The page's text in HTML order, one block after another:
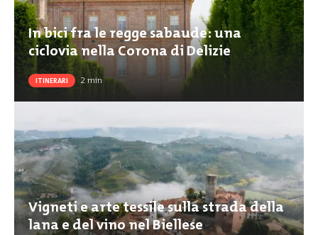
In bici fra le regge sabaude: una
ciclovia nella Corona di Delizie
ITINERARI 2min
Vigneti e arte tessile sulla strada della
lana e del vino nel Biellese